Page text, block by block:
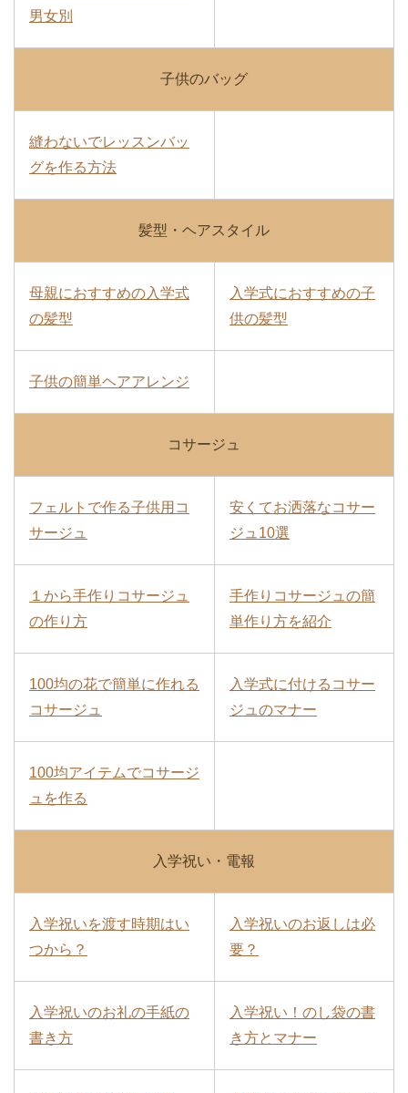
男女別
子供のバッグ
縫わないでレッスンバッ
グを作る方法
髪型・ヘアスタイル
母親におすすめの入学式
の髪型
入学式におすすめの子
供の髪型
子供の簡単ヘアアレンジ
コサージュ
フェルトで作る子供用コ
サージュ
安くてお洒落なコサー
ジュ10選
１から手作りコサージュ
の作り方
手作りコサージュの簡
単作り方を紹介
100均の花で簡単に作れる
コサージュ
入学式に付けるコサー
ジュのマナー
100均アイテムでコサージ
ュを作る
入学祝い・電報
入学祝いを渡す時期はい
つから？
入学祝いのお返しは必
要？
入学祝いのお礼の手紙の
書き方
入学祝い！のし袋の書
き方とマナー